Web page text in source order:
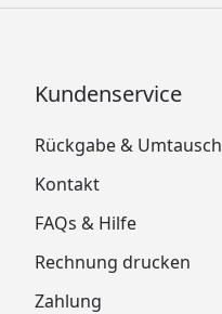
Kundenservice
Rückgabe & Umtausch
Kontakt
FAQs & Hilfe
Rechnung drucken
Zahlung